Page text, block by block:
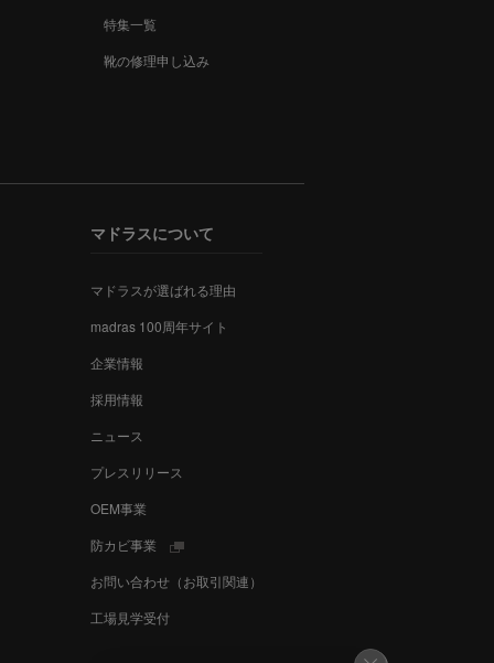
特集一覧
靴の修理申し込み
マドラスについて
マドラスが選ばれる理由
madras 100周年サイト
企業情報
採用情報
ニュース
プレスリリース
OEM事業
防カビ事業
お問い合わせ（お取引関連）
工場見学受付